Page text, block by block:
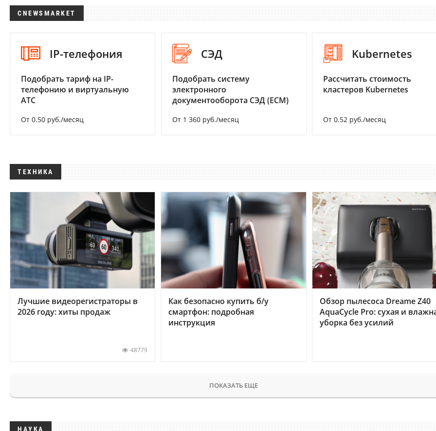
CNEWSMARKET
IP-телефония
Подобрать тариф на IP-
телефонию и виртуальную
АТС
От 0.50 руб./месяц
СЭД
Подобрать систему
электронного
документооборота СЭД (ECM)
От 1 360 руб./месяц
Kubernetes
Рассчитать стоимость
кластеров Kubernetes
От 0.52 руб./месяц
ТЕХНИКА
Лучшие видеорегистраторы в
2026 году: хиты продаж
48779
Как безопасно купить б/у
смартфон: подробная
инструкция
Обзор пылесоса Dreame Z40
AquaCycle Pro: сухая и
уборка без усилий
ПОКАЗАТЬ ЕЩЕ
НАУКА